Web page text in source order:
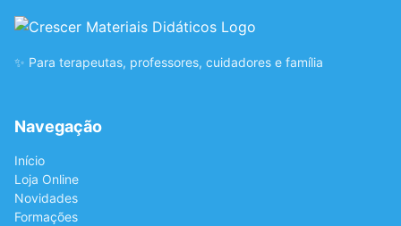
✨ Para terapeutas, professores, cuidadores e família
Navegação
Início
Loja Online
Novidades
Formações